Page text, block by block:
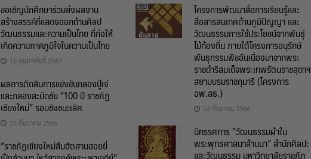
ขอเชิญนักศึกษาร่วมส่งผลงาน
สร้างสรรค์ที่แสดงออกด้านศิลป
วัฒนธรรมและความเป็นไทย ที่ก่อให้
เกิดความภาคภูมิใจในความเป็นไทย
19 กุมภาพันธ์ 2567
ผลการตัดสินการแข่งขันกลองปู่เจ่
และกลองสะบัดชัย “100 ปี ราชภัฏ
เชียงใหม่” รอบชิงชนะเลิศ
25 ธันวาคม 2566
“ราชภัฏเชียงใหม่สืบฮีตสานฮอยยี่
โครงการพัฒนาสื่อการเรียนรู้และ
สื่อสารสนเทศด้านภูมิปัญญา และ
วัฒนธรรมการใช้ประโยชน์จากพันธุ์
ไม้ท้องถิ่น ภายใต้โครงการอนุรักษ์
พันธุกรรมพืชอันเนื่องมาจากพระ
ราชดำริสมเด็จพระเทพรัตนราชสุดาฯ
สยามบรมราชกุมารี (โครงการ
อพ.สธ.)
14 กันยายน 2566
นิทรรศการ “วัฒนธรรมผ้าใน
พระพุทธศาสนาล้านนา” สำนักศิลปะ
และวัฒนธรรม มหาวิทยาลัยราชภัฏ